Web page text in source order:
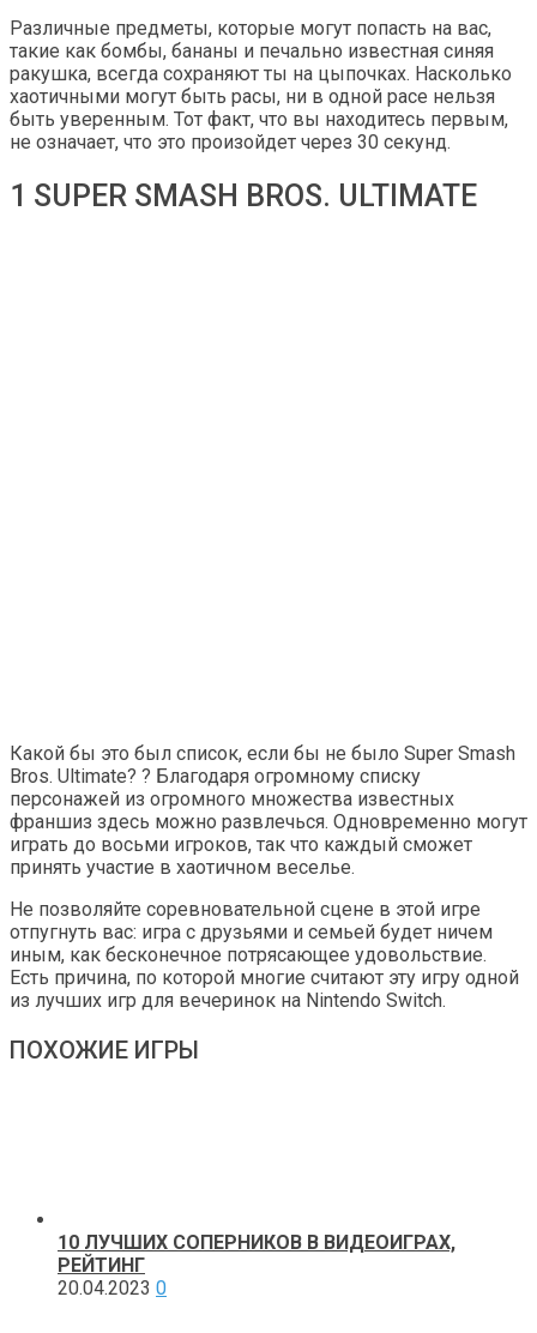
Различные предметы, которые могут попасть на вас,
такие как бомбы, бананы и печально известная синяя
ракушка, всегда сохраняют ты на цыпочках. Насколько
хаотичными могут быть расы, ни в одной расе нельзя
быть уверенным. Тот факт, что вы находитесь первым,
не означает, что это произойдет через 30 секунд.
1 SUPER SMASH BROS. ULTIMATE
Какой бы это был список, если бы не было Super Smash
Bros. Ultimate? ? Благодаря огромному списку
персонажей из огромного множества известных
франшиз здесь можно развлечься. Одновременно могут
играть до восьми игроков, так что каждый сможет
принять участие в хаотичном веселье.
Не позволяйте соревновательной сцене в этой игре
отпугнуть вас: игра с друзьями и семьей будет ничем
иным, как бесконечное потрясающее удовольствие.
Есть причина, по которой многие считают эту игру одной
из лучших игр для вечеринок на Nintendo Switch.
ПОХОЖИЕ ИГРЫ
10 ЛУЧШИХ СОПЕРНИКОВ В ВИДЕОИГРАХ,
РЕЙТИНГ
20.04.2023 0